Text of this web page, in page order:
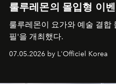
룰루레몬의 몰입형 이
룰루레몬이 요가와 예술 결합
필'을 개최했다.
07.05.2026 by L'Officiel Korea